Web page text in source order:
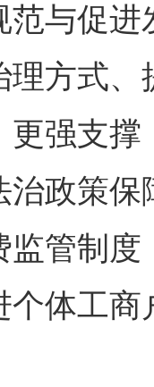
范与促
理方式
更强支
治政策
监管制
个体工